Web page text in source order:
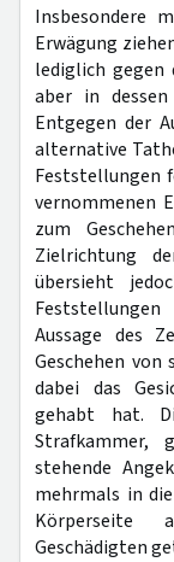
Insbesondere
Erwägung
lediglich gegen
aber in
Entgegen der
alternative
Feststellungen
vernommenen
zum
Zielrichtung
übersieht
Aussage des
Geschehen von
dabei das
gehabt hat.
Strafkammer,
stehende
mehrmals in
Körperseite
Geschädigten